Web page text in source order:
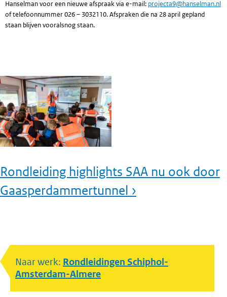
Hanselman voor een nieuwe afspraak via e-mail: projecta9@hanselman.nl
of telefoonnummer 026 – 3032110. Afspraken die na 28 april gepland
staan blijven vooralsnog staan.
Rondleiding highlights SAA nu ook door
Gaasperdammertunnel ›
Naar werk: Rondleidingen Schiphol-
Amsterdam-Almere